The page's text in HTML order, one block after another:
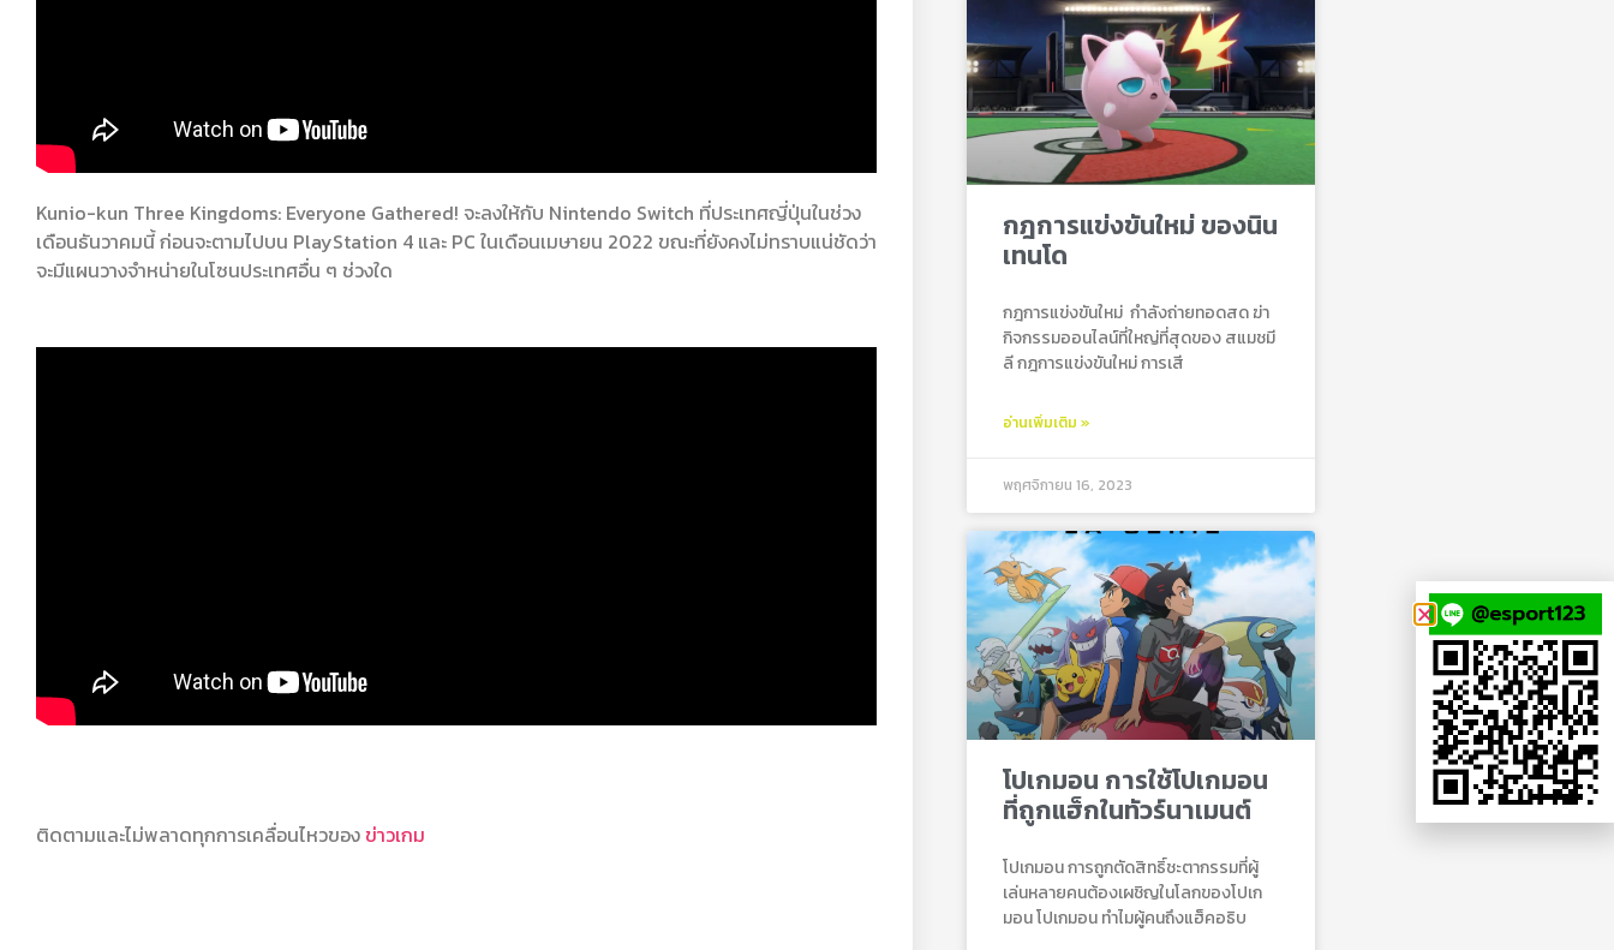
Kunio-kun Three Kingdoms: Everyone Gathered! จะลงให้กับ Nintendo Switch ที่ประเทศญี่ปุ่นในช่วง
เดือนธันวาคมนี้ ก่อนจะตามไปบน PlayStation 4 และ PC ในเดือนเมษายน 2022 ขณะที่ยังคงไม่ทราบแน่ชัดว่า
จะมีแผนวางจำหน่ายในโซนประเทศอื่น ๆ ช่วงใด
ติดตามและไม่พลาดทุกการเคลื่อนไหวของ ข่าวเกม
กฎการแข่งขันใหม่ ของนิน
เทนโด
กฎการแข่งขันใหม่ กําลังถ่ายทอดสด ฆ่า
กิจกรรมออนไลน์ที่ใหญ่ที่สุดของ สแมชมี
ลี กฎการแข่งขันใหม่ การเสี
อ่านเพิ่มเติม »
พฤศจิกายน 16, 2023
โปเกมอน การใช้โปเกมอน
ที่ถูกแฮ็กในทัวร์นาเมนต์
โปเกมอน การถูกตัดสิทธิ์ชะตากรรมที่ผู้
เล่นหลายคนต้องเผชิญในโลกของโปเก
มอน โปเกมอน ทำไมผู้คนถึงแฮ็คอธิบ